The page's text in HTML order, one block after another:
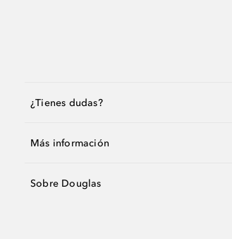
¿Tienes dudas?
Más información
Sobre Douglas